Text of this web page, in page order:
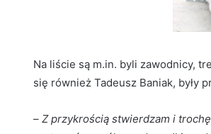
Na liście są m.in. byli zawodnicy,
się również Tadeusz Baniak, były
– Z przykrością stwierdzam i